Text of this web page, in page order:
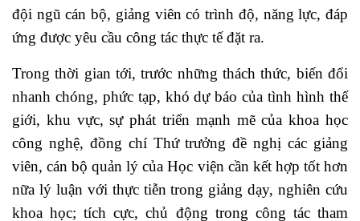
đội ngũ cán bộ, giảng viên có trình độ, năng lực, đáp
ứng được yêu cầu công tác thực tế đặt ra.
Trong thời gian tới, trước những thách thức, biến đổi
nhanh chóng, phức tạp, khó dự báo của tình hình thế
giới, khu vực, sự phát triển mạnh mẽ của khoa học
công nghệ, đồng chí Thứ trưởng đề nghị các giảng
viên, cán bộ quản lý của Học viện cần kết hợp tốt hơn
nữa lý luận với thực tiễn trong giảng dạy, nghiên cứu
khoa học; tích cực, chủ động trong công tác tham